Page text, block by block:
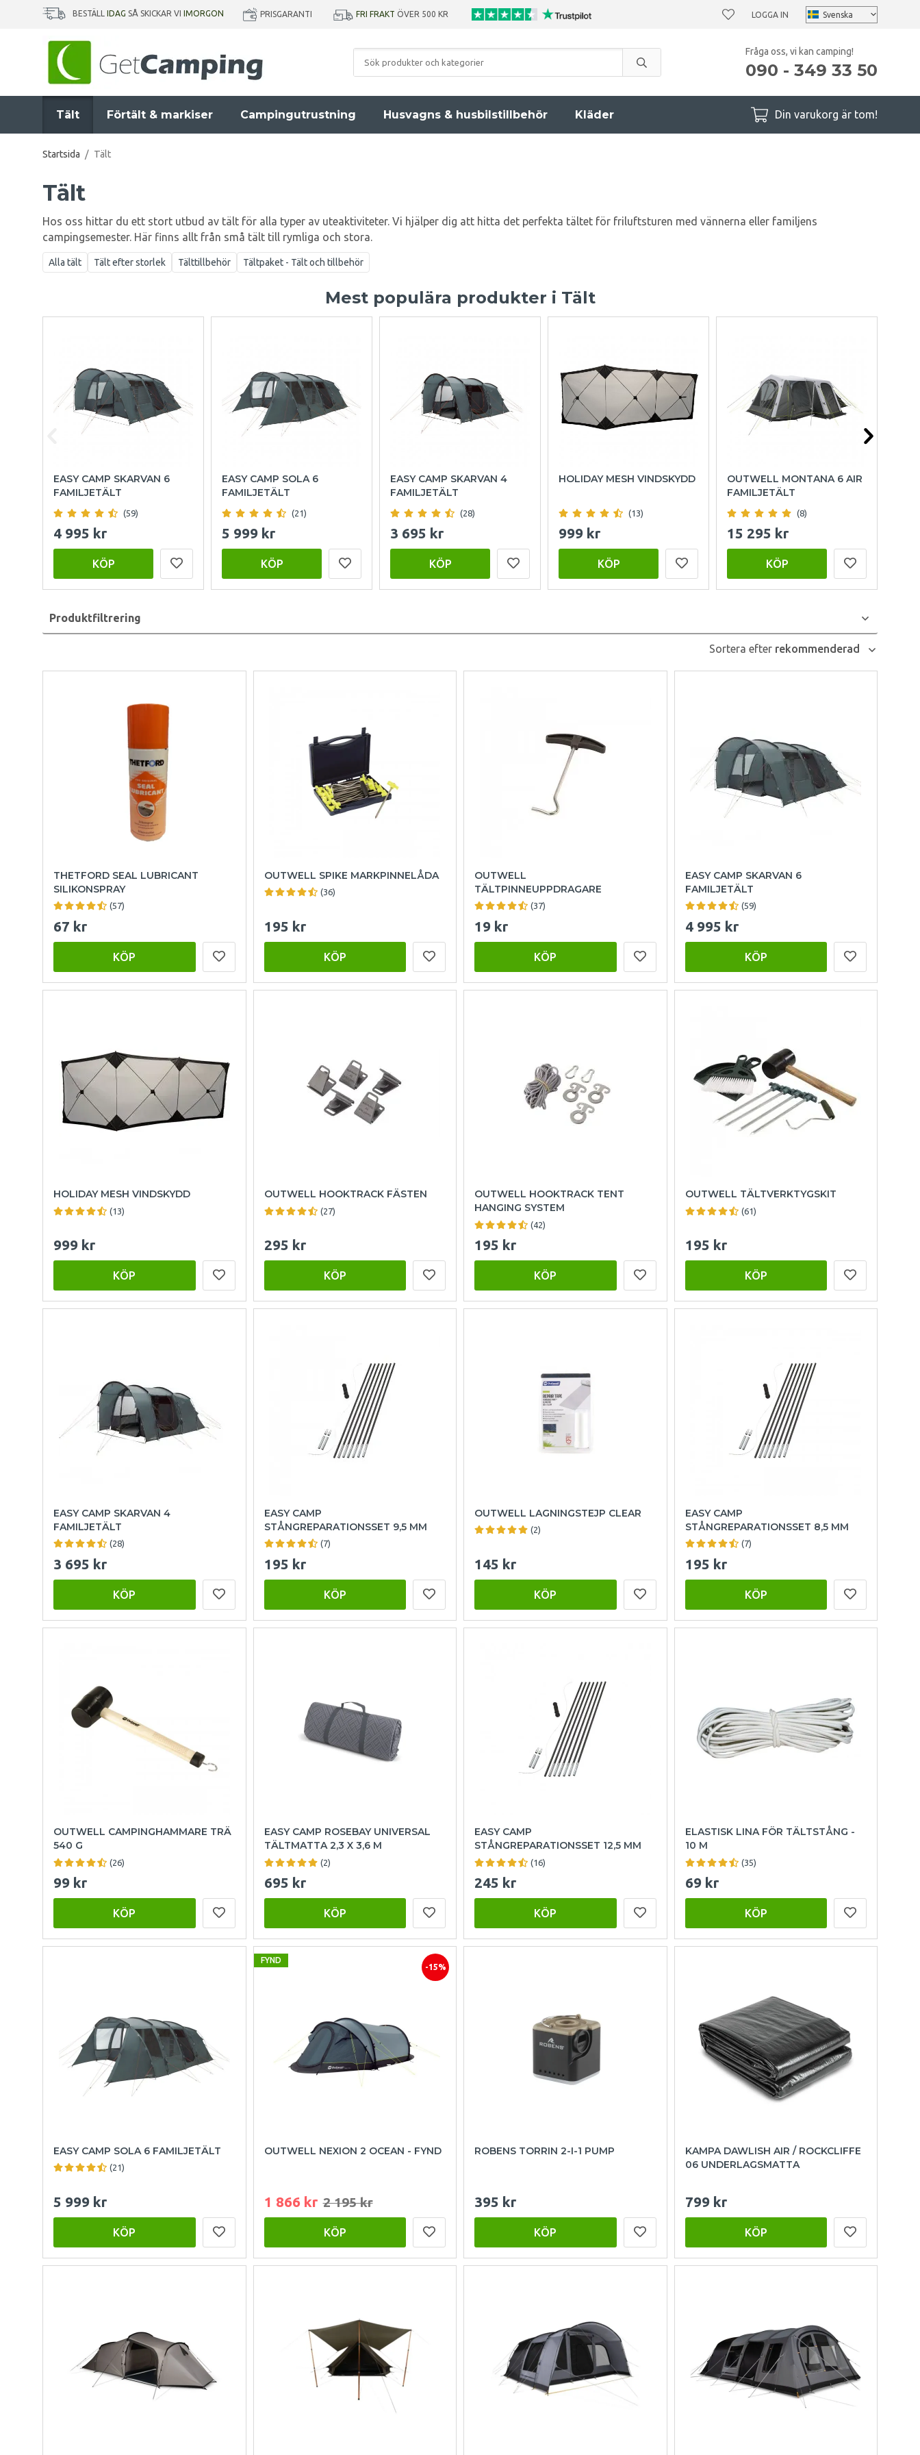
BESTÄLL IDAG SÅ SKICKAR VI IMORGON PRISGARANTI FRI FRAKT ÖVER 500 KR LOGGA IN
Fråga oss, vi kan camping!
090 - 349 33 50
Tält Förtält & markiser Campingutrustning Husvagns & husbilstillbehör Kläder Din varukorg är tom!
Startsida / Tält
Tält
Hos oss hittar du ett stort utbud av tält för alla typer av uteaktiviteter. Vi hjälper dig att hitta det perfekta tältet för friluftsturen med vännerna eller familjens
campingsemester. Här finns allt från små tält till rymliga och stora.
Alla tält Tält efter storlek Tälttillbehör Tältpaket - Tält och tillbehör
Mest populära produkter i Tält
EASY CAMP SKARVAN 6
FAMILJETÄLT
(59)
4 995 kr
KÖP
EASY CAMP SOLA 6
FAMILJETÄLT
(21)
5 999 kr
KÖP
EASY CAMP SKARVAN 4
FAMILJETÄLT
(28)
3 695 kr
KÖP
HOLIDAY MESH VINDSKYDD
(13)
999 kr
KÖP
OUTWELL MONTANA 6 AIR
FAMILJETÄLT
(8)
15 295 kr
KÖP
Produktfiltrering
Sortera efter rekommenderad
THETFORD SEAL LUBRICANT
SILIKONSPRAY
(57)
67 kr
KÖP
OUTWELL SPIKE MARKPINNELÅDA
(36)
195 kr
KÖP
OUTWELL
TÄLTPINNEUPPDRAGARE
(37)
19 kr
KÖP
EASY CAMP SKARVAN 6
FAMILJETÄLT
(59)
4 995 kr
KÖP
HOLIDAY MESH VINDSKYDD
(13)
999 kr
KÖP
OUTWELL HOOKTRACK FÄSTEN
(27)
295 kr
KÖP
OUTWELL HOOKTRACK TENT
HANGING SYSTEM
(42)
195 kr
KÖP
OUTWELL TÄLTVERKTYGSKIT
(61)
195 kr
KÖP
EASY CAMP SKARVAN 4
FAMILJETÄLT
(28)
3 695 kr
KÖP
EASY CAMP
STÅNGREPARATIONSSET 9,5 MM
(7)
195 kr
KÖP
OUTWELL LAGNINGSTEJP CLEAR
(2)
145 kr
KÖP
EASY CAMP
STÅNGREPARATIONSSET 8,5 MM
(7)
195 kr
KÖP
OUTWELL CAMPINGHAMMARE TRÄ
540 G
(26)
99 kr
KÖP
EASY CAMP ROSEBAY UNIVERSAL
TÄLTMATTA 2,3 X 3,6 M
(2)
695 kr
KÖP
EASY CAMP
STÅNGREPARATIONSSET 12,5 MM
(16)
245 kr
KÖP
ELASTISK LINA FÖR TÄLTSTÅNG -
10 M
(35)
69 kr
KÖP
EASY CAMP SOLA 6 FAMILJETÄLT
(21)
5 999 kr
KÖP
FYND
-15%
OUTWELL NEXION 2 OCEAN - FYND
1 866 kr 2 195 kr
KÖP
ROBENS TORRIN 2-I-1 PUMP
395 kr
KÖP
KAMPA DAWLISH AIR / ROCKCLIFFE
06 UNDERLAGSMATTA
799 kr
KÖP